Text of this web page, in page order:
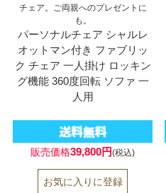
チェア。ご両親へのプレゼントに
も。
パーソナルチェア シャルレ
オットマン付き ファブリッ
ク チェア 一人掛け ロッキン
グ機能 360度回転 ソファ 一
人用
販売価格39,800円(税込)